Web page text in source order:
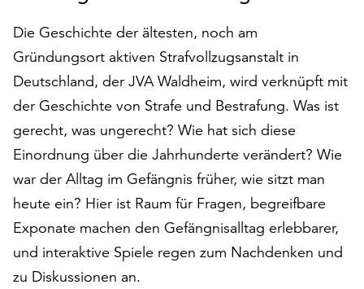
„Alle
akzeptieren“,
um
alle
Cookies
zu
akzeptieren.
können
Ihr
Einverständnis
jederzeit
ändern
und
Die Geschichte der ältesten, noch am
Gründungsort aktiven Strafvollzugsanstalt in
Deutschland, der JVA Waldheim, wird verknüpft mit
der Geschichte von Strafe und Bestrafung. Was ist
gerecht, was ungerecht? Wie hat sich diese
Einordnung über die Jahrhunderte verändert? Wie
war der Alltag im Gefängnis früher, wie sitzt man
heute ein? Hier ist Raum für Fragen, begreifbare
Exponate machen den Gefängnisalltag erlebbarer,
und interaktive Spiele regen zum Nachdenken und
zu Diskussionen an.